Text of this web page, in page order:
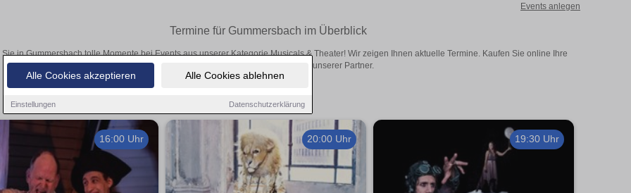
Alle Cookies akzeptieren Alle Cookies ablehnen
Einstellungen Datenschutzerklärung
Events anlegen
Termine für Gummersbach im Überblick
Sie in Gummersbach tolle Momente bei Events aus unserer Kategorie Musicals & Theater! Wir zeigen Ihnen aktuelle Termine. Kaufen Sie online Ihre
Tickets über den Online-Kartenverkauf unserer Partner.
16:00 Uhr 20:00 Uhr 19:30 Uhr